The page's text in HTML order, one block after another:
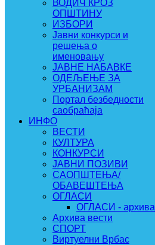
ВОДИЧ КРОЗ
ОПШТИНУ
ИЗБОРИ
Јавни конкурси и
решења о
именовању
ЈАВНЕ НАБАВКЕ
ОДЕЉЕЊЕ ЗА
УРБАНИЗАМ
Портал безбедности
саобраћаја
ИНФО
ВЕСТИ
КУЛТУРА
КОНКУРСИ
ЈАВНИ ПОЗИВИ
САОПШТЕЊА/
ОБАВЕШТЕЊА
ОГЛАСИ
ОГЛАСИ - архива
Архива вести
СПОРТ
Виртуелни Врбас